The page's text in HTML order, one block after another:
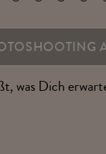
was Dich